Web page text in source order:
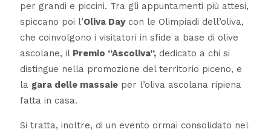
per grandi e piccini. Tra gli appuntamenti più attesi,
spiccano poi l’Oliva Daycon le Olimpiadi dell’oliva,
che coinvolgono i visitatori in sfide a base di olive
ascolane, il Premio “Ascoliva”,dedicato a chi si
distingue nella promozione del territorio piceno, e
la gara delle massaieper l’oliva ascolana ripiena
fatta in casa.
Si tratta, inoltre, di un evento ormai consolidato nel